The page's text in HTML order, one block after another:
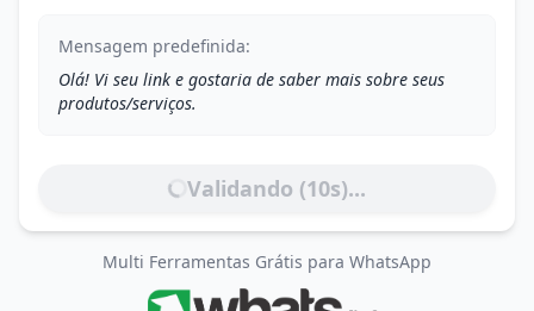
Mensagem predefinida:
Olá! Vi seu link e gostaria de saber mais sobre seus
produtos/serviços.
Validando (10s)...
Multi Ferramentas Grátis para WhatsApp